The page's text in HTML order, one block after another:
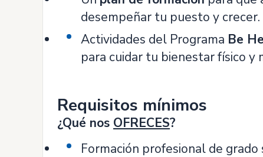
desempeñar tu puesto y crecer.
Actividades del Programa Be
para cuidar tu bienestar físico y
Requisitos mínimos
¿Qué nos OFRECES?
Formación profesional de